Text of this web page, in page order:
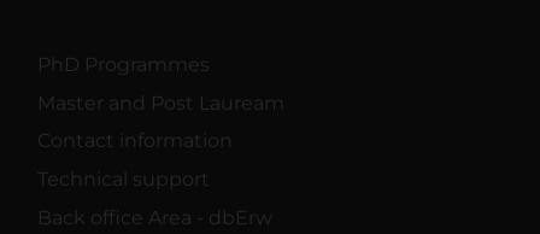
PhD Programmes
Master and Post Lauream
Contact information
Technical support
Back office Area - dbErw